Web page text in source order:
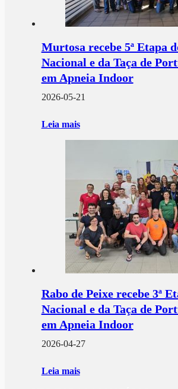
Murtosa recebe 5ª Etapa
Nacional e da Taça de
em Apneia Indoor
2026-05-21
Leia mais
Rabo de Peixe recebe 3ª
Nacional e da Taça de
em Apneia Indoor
2026-04-27
Leia mais